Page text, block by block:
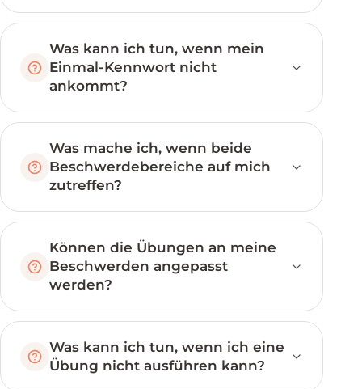
Was kann ich tun, wenn mein
Einmal-Kennwort nicht
ankommt?
Was mache ich, wenn beide
Beschwerdebereiche auf mich
zutreffen?
Können die Übungen an meine
Beschwerden angepasst
werden?
Was kann ich tun, wenn ich eine
Übung nicht ausführen kann?